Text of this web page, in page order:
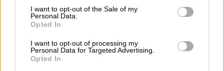
consent section.
I want to opt-out of the Sale of my
Personal Data.
Opted In
I want to opt-out of processing my
Personal Data for Targeted Advertising.
Opted In
Mertaoja kertoo, että heidän yrityksessään
tehdään etätöitä, koska tehtävät hoituvat
näinkin: ”Ei ole mitään järkeä haalia kaikkia
toimistolle tekemään töitä.”